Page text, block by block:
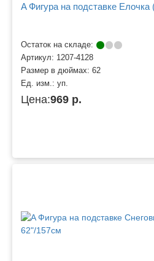
A Фигура на подставке
Остаток на складе:
Артикул: 1207-4128
Размер в дюймах: 62
Ед. изм.: уп.
Цена:969 р.